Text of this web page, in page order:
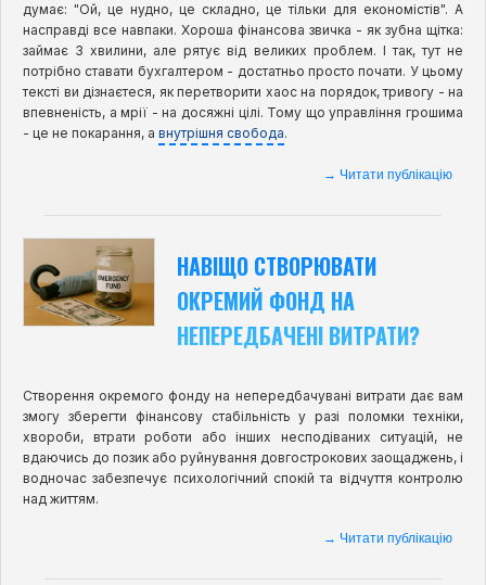
думає: "Ой, це нудно, це складно, це тільки для економістів". А
насправді все навпаки. Хороша фінансова звичка - як зубна щітка:
займає 3 хвилини, але рятує від великих проблем. І так, тут не
потрібно ставати бухгалтером - достатньо просто почати. У цьому
тексті ви дізнаєтеся, як перетворити хаос на порядок, тривогу - на
впевненість, а мрії - на досяжні цілі. Тому що управління грошима
- це не покарання, а внутрішня свобода.
→ Читати публікацію
НАВІЩО СТВОРЮВАТИ
ОКРЕМИЙ ФОНД НА
НЕПЕРЕДБАЧЕНІ ВИТРАТИ?
Створення окремого фонду на непередбачувані витрати дає вам
змогу зберегти фінансову стабільність у разі поломки техніки,
хвороби, втрати роботи або інших несподіваних ситуацій, не
вдаючись до позик або руйнування довгострокових заощаджень, і
водночас забезпечує психологічний спокій та відчуття контролю
над життям.
→ Читати публікацію